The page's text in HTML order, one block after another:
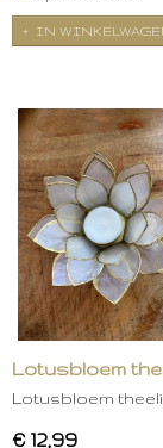
IN
Lotusbloem
Lotusbloem
€ 12,99